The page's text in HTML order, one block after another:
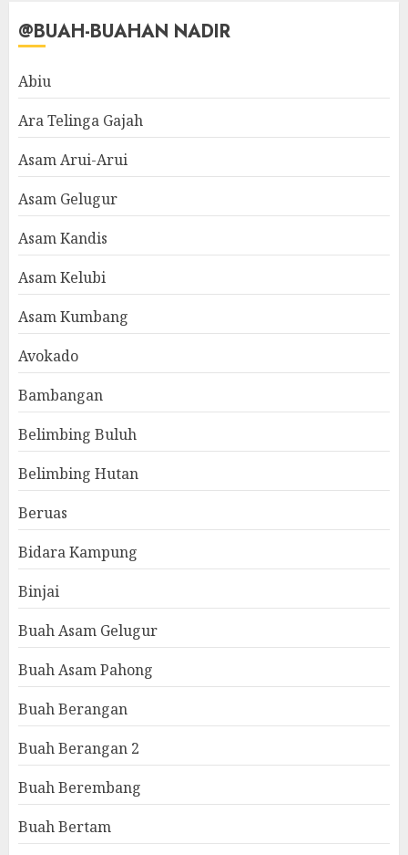
@BUAH-BUAHAN NADIR
Abiu
Ara Telinga Gajah
Asam Arui-Arui
Asam Gelugur
Asam Kandis
Asam Kelubi
Asam Kumbang
Avokado
Bambangan
Belimbing Buluh
Belimbing Hutan
Beruas
Bidara Kampung
Binjai
Buah Asam Gelugur
Buah Asam Pahong
Buah Berangan
Buah Berangan 2
Buah Berembang
Buah Bertam